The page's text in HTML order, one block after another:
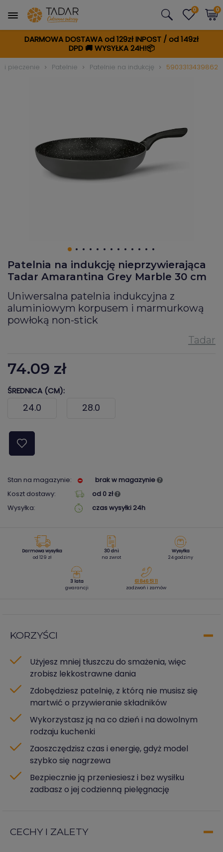
DARMOWA DOSTAWA od 129zł INPOST / od 149zł
DPD🚚WYSYŁKA 24H!📦
0 0
i pieczenie Patelnie Patelnie na indukcję 5903313439862
Patelnia na indukcję nieprzywierająca
Tadar Amarantina Grey Marble 30 cm
Uniwersalna patelnia indukcyjna z
aluminiowym korpusem i marmurkową
powłoką non-stick
74.09 zł
ŚREDNICA (CM):
24.0 28.0
Stan na magazynie:
brak w magazynie
Koszt dostawy:
od 0 zł
Wysyłka:
czas wysyłki 24h
Darmowa wysyłka
od 129 zł
30 dni
na zwrot
Wysyłka
24 godziny
3 lata
gwarancji
61 846 51 11
zadzwoń i zamów
KORZYŚCI
Użyjesz mniej tłuszczu do smażenia, więc
zrobisz lekkostrawne dania
Zdobędziesz patelnię, z którą nie musisz się
martwić o przywieranie składników
Wykorzystasz ją na co dzień i na dowolnym
rodzaju kuchenki
Zaoszczędzisz czas i energię, gdyż model
szybko się nagrzewa
Bezpiecznie ją przeniesiesz i bez wysiłku
zadbasz o jej codzienną pielęgnację
CECHY I ZALETY